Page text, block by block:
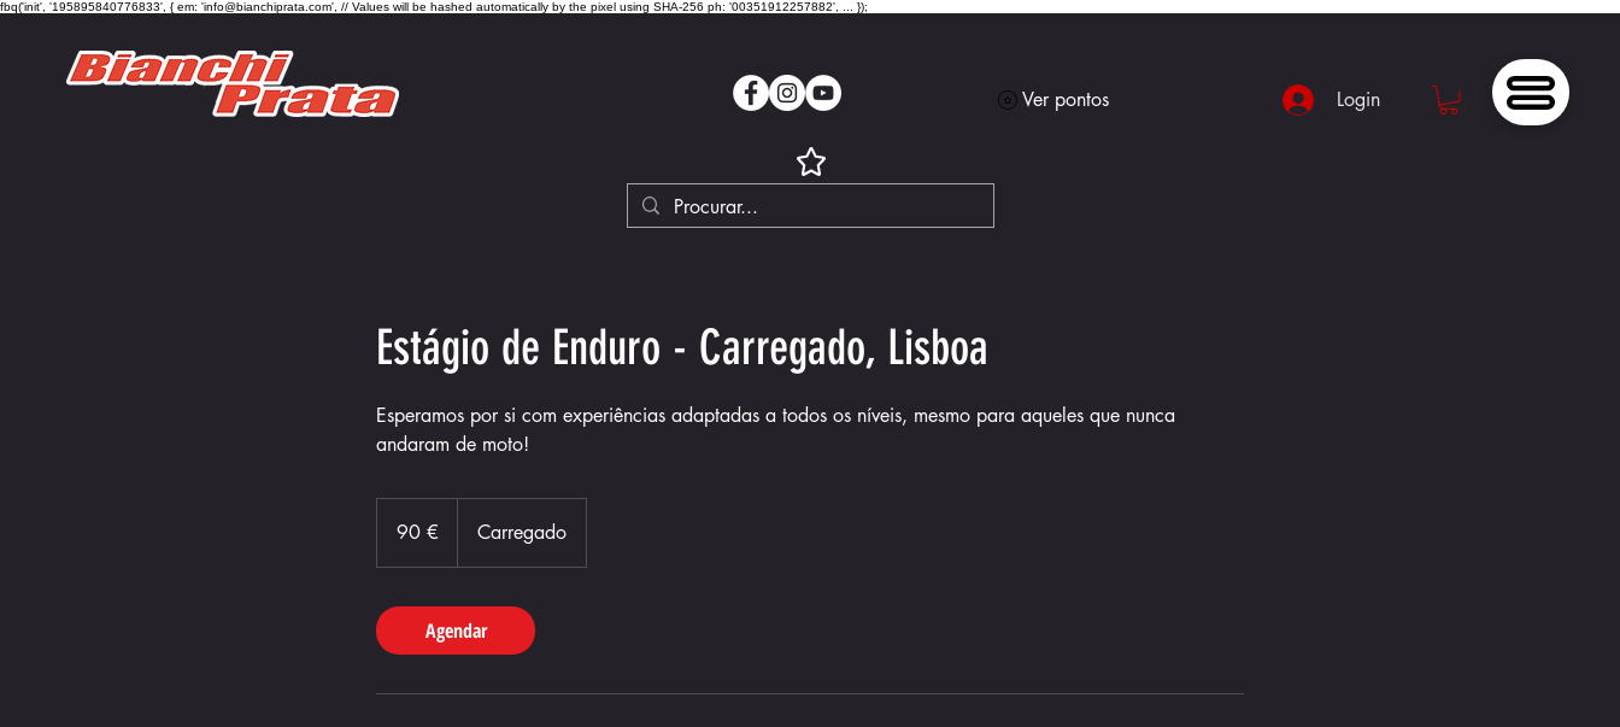
fbq('init', '195895840776833', { em: 'info@bianchiprata.com', // Values will be hashed automatically by the pixel using SHA-256 ph: '00351912257882', ... });
Ver pontos Login
Estágio de Enduro - Carregado, Lisboa
Esperamos por si com experiências adaptadas a todos os níveis, mesmo para aqueles que nunca
andaram de moto!
90 € Carregado
Agendar